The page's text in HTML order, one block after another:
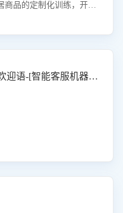
商品的定制化训练，开启
专业应对能力。
京东-卡片样式发送欢迎语-[智能客服机器人]